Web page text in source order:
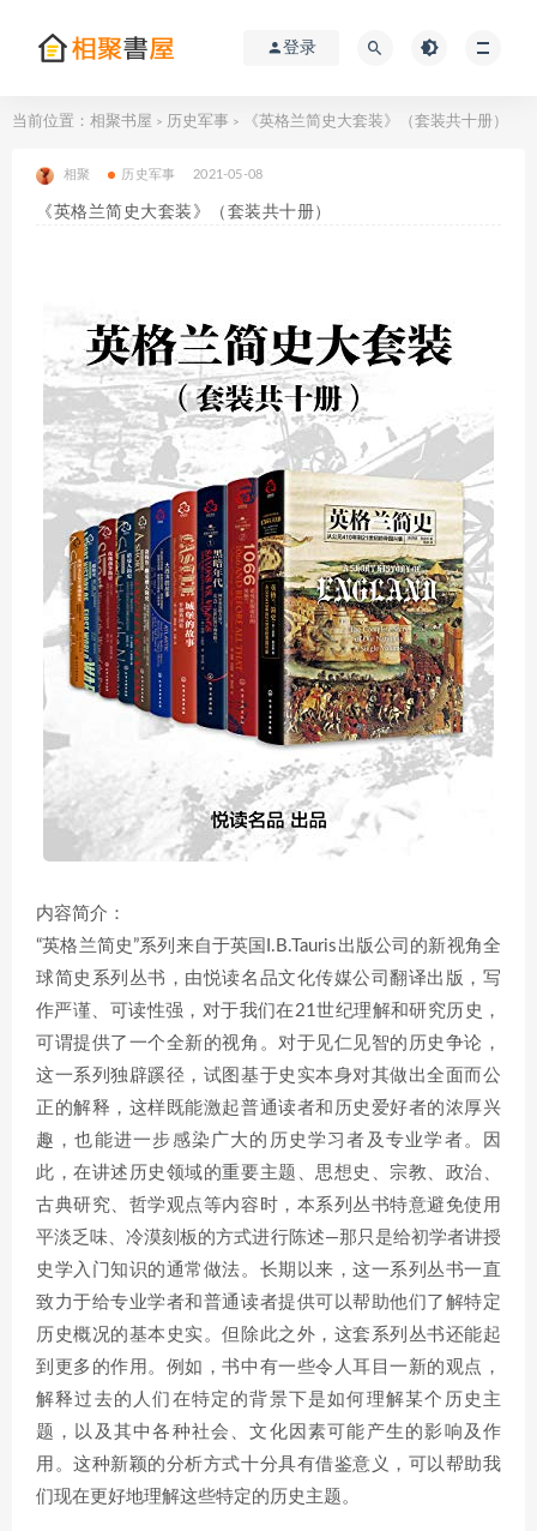
登录
当前位置： 相聚书屋 > 历史军事 > 《英格兰简史大套装》（套装共十册）
相聚 历史军事 2021-05-08
《英格兰简史大套装》（套装共十册）
内容简介：
“英格兰简史”系列来自于英国I.B.Tauris出版公司的新视角全
球简史系列丛书，由悦读名品文化传媒公司翻译出版，写
作严谨、可读性强，对于我们在21世纪理解和研究历史，
可谓提供了一个全新的视角。对于见仁见智的历史争论，
这一系列独辟蹊径，试图基于史实本身对其做出全面而公
正的解释，这样既能激起普通读者和历史爱好者的浓厚兴
趣，也能进一步感染广大的历史学习者及专业学者。因
此，在讲述历史领域的重要主题、思想史、宗教、政治、
古典研究、哲学观点等内容时，本系列丛书特意避免使用
平淡乏味、冷漠刻板的方式进行陈述—那只是给初学者讲授
史学入门知识的通常做法。长期以来，这一系列丛书一直
致力于给专业学者和普通读者提供可以帮助他们了解特定
历史概况的基本史实。但除此之外，这套系列丛书还能起
到更多的作用。例如，书中有一些令人耳目一新的观点，
解释过去的人们在特定的背景下是如何理解某个历史主
题，以及其中各种社会、文化因素可能产生的影响及作
用。这种新颖的分析方式十分具有借鉴意义，可以帮助我
们现在更好地理解这些特定的历史主题。